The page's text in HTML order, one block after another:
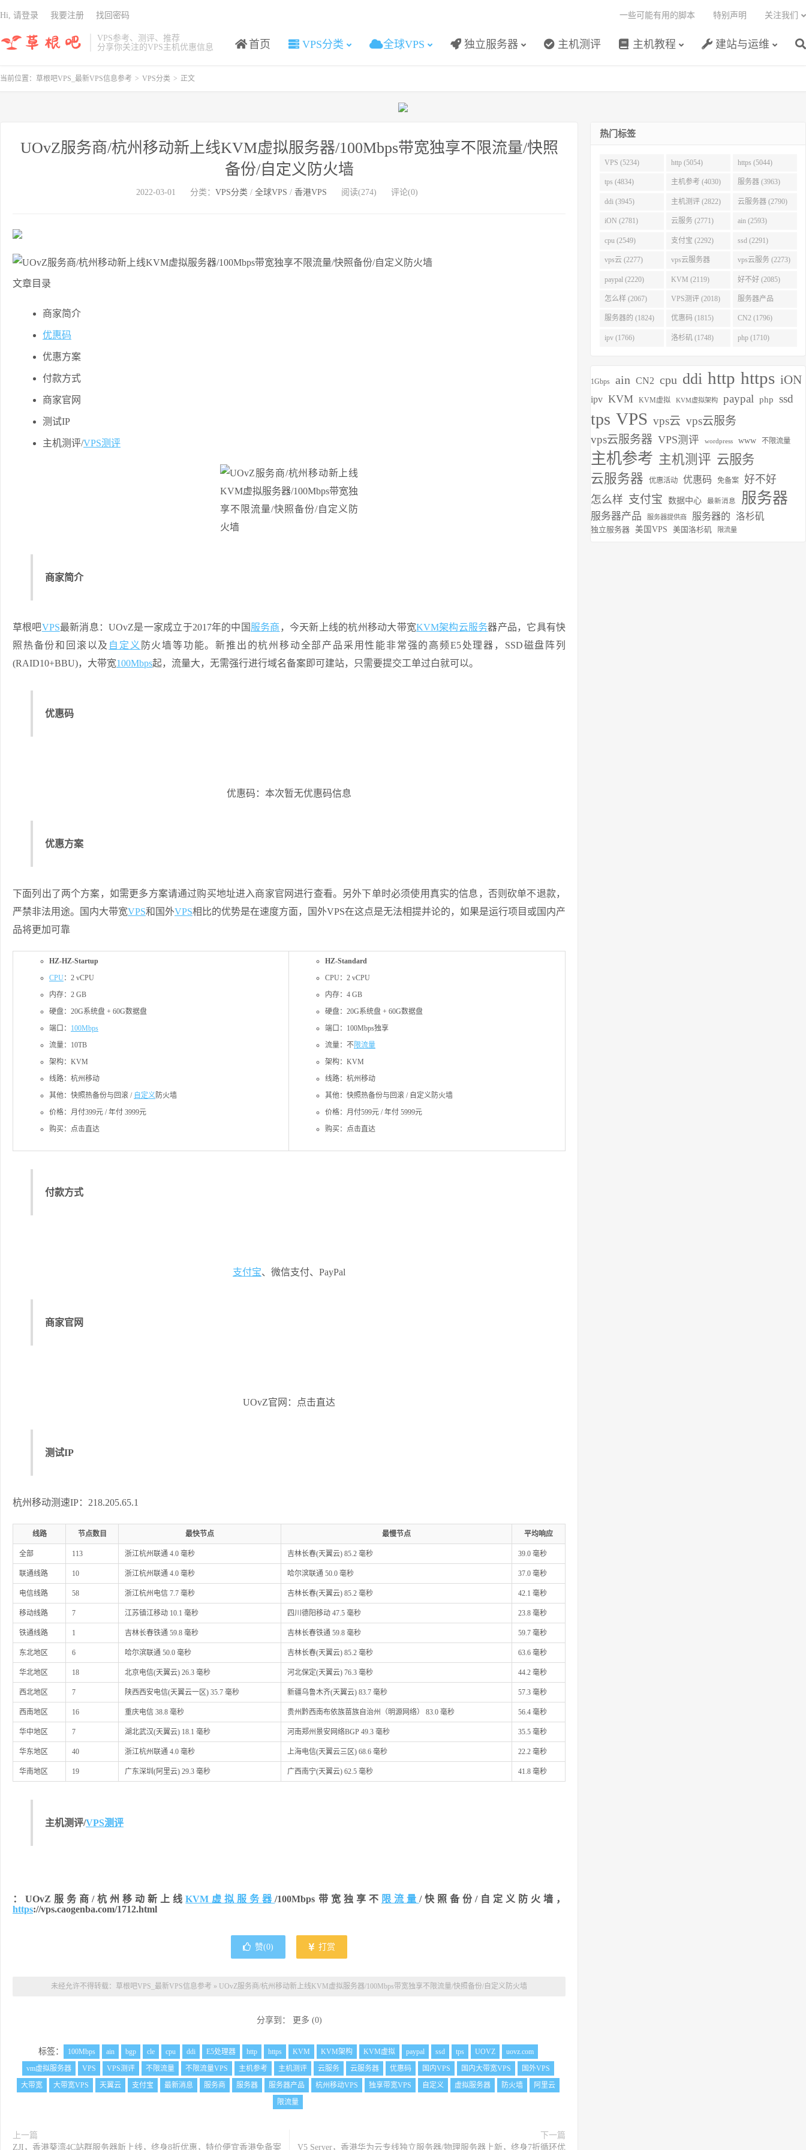
VPS参考、测评、推荐
分享你关注的VPS主机优惠信息
首页 VPS分类 全球VPS 独立服务器 主机测评 主机教程 建站与运维
一些可能有用的脚本 特别声明 关注我们
Hi, 请登录 我要注册 找回密码
当前位置： 草根吧VPS_最新VPS信息参考 > VPS分类 > 正文
UOvZ服务商/杭州移动新上线KVM虚拟服务器/100Mbps带宽独享不限流量/快照
备份/自定义防火墙
2022-03-01 分类： VPS分类 / 全球VPS / 香港VPS 阅读(274) 评论(0)
文章目录
商家简介
优惠码
优惠方案
付款方式
商家官网
测试IP
主机测评/VPS测评
商家简介
草根吧VPS最新消息：UOvZ是一家成立于2017年的中国 服务商 ，今天新上线的杭州移动大带宽KVM架构云服务器产品，它具有快
照热备份和回滚以及 自定义 防火墙等功能。新推出的杭州移动全部产品采用性能非常强的高频E5处理器，SSD磁盘阵列
(RAID10+BBU)，大带宽100Mbps起，流量大，无需强行进行域名备案即可建站，只需要提交工单过白就可以。
优惠码
优惠码：本次暂无优惠码信息
优惠方案
下面列出了两个方案，如需更多方案请通过购买地址进入商家官网进行查看。另外下单时必须使用真实的信息，否则砍单不退款，
严禁非法用途。国内大带宽VPS和国外VPS相比的优势是在速度方面，国外VPS在这点是无法相提并论的，如果是运行项目或国内产
品将更加可靠
HZ-HZ-Startup
CPU：2 vCPU
内存：2 GB
硬盘：20G系统盘 + 60G数据盘
端口： 100Mbps
流量：10TB
架构：KVM
线路：杭州移动
其他：快照热备份与回滚 / 自定义防火墙
价格：月付399元 / 年付 3999元
购买：点击直达
HZ-Standard
CPU：2 vCPU
内存：4 GB
硬盘：20G系统盘 + 60G数据盘
端口：100Mbps独享
流量：不限流量
架构：KVM
线路：杭州移动
其他：快照热备份与回滚 / 自定义防火墙
价格：月付599元 / 年付 5999元
购买：点击直达
付款方式
支付宝、微信支付、PayPal
商家官网
UOvZ官网：点击直达
测试IP
杭州移动测速IP：218.205.65.1
线路 节点数目 最快节点 最慢节点 平均响应
全部 113 浙江杭州联通 4.0 毫秒 吉林长春(天翼云) 85.2 毫秒 39.0 毫秒
联通线路 10 浙江杭州联通 4.0 毫秒 哈尔滨联通 50.0 毫秒 37.0 毫秒
电信线路 58 浙江杭州电信 7.7 毫秒 吉林长春(天翼云) 85.2 毫秒 42.1 毫秒
移动线路 7 江苏镇江移动 10.1 毫秒 四川德阳移动 47.5 毫秒 23.8 毫秒
铁通线路 1 吉林长春铁通 59.8 毫秒 吉林长春铁通 59.8 毫秒 59.7 毫秒
东北地区 6 哈尔滨联通 50.0 毫秒 吉林长春(天翼云) 85.2 毫秒 63.6 毫秒
华北地区 18 北京电信(天翼云) 26.3 毫秒 河北保定(天翼云) 76.3 毫秒 44.2 毫秒
西北地区 7 陕西西安电信(天翼云一区) 35.7 毫秒 新疆乌鲁木齐(天翼云) 83.7 毫秒 57.3 毫秒
西南地区 16 重庆电信 38.8 毫秒 贵州黔西南布依族苗族自治州（明源网络） 83.0 毫秒 56.4 毫秒
华中地区 7 湖北武汉(天翼云) 18.1 毫秒 河南郑州景安网络BGP 49.3 毫秒 35.5 毫秒
华东地区 40 浙江杭州联通 4.0 毫秒 上海电信(天翼云三区) 68.6 毫秒 22.2 毫秒
华南地区 19 广东深圳(阿里云) 29.3 毫秒 广西南宁(天翼云) 62.5 毫秒 41.8 毫秒
主机测评/VPS测评
：UOvZ服务商/杭州移动新上线KVM虚拟 服务器/100Mbps带宽独享不 限流量 /快照备份/自定义防火墙，
https://vps.caogenba.com/1712.html
赞(0) 打赏
未经允许不得转载： 草根吧VPS_最新VPS信息参考 » UOvZ服务商/杭州移动新上线KVM虚拟服务器/100Mbps带宽独享不限流量/快照备份/自定义防火墙
分享到： 更多 (0)
标签： 100Mbps ain bgp cle cpu ddi E5处理器 http https KVM KVM架构 KVM虚拟 paypal ssd tps UOVZ
uovz.com
vm虚拟服务器
VPS VPS测评 不限流量 不限流量VPS 主机参考 主机测评 云服务 云服务器 优惠码 国内VPS 国内大带宽VPS
国外VPS
大带宽
大带宽VPS 天翼云 支付宝 最新消息 服务商 服务器 服务器产品 杭州移动VPS 独享带宽VPS 自定义 虚拟服务器 防火墙
阿里云
限流量
上一篇
ZJI，香港葵湾4C站群服务器新上线，终身8折优惠，特价便宜香港免备案
下一篇
V5 Server，香港华为云专线独立服务器/物理服务器上新，终身7折循环优
热门标签
VPS (5234) http (5054) https (5044)
tps (4834) 主机参考 (4030) 服务器 (3963)
ddi (3945) 主机测评 (2822) 云服务器 (2790)
iON (2781) 云服务 (2771) ain (2593)
cpu (2549) 支付宝 (2292) ssd (2291)
vps云 (2277) vps云服务器
(2275)
vps云服务 (2273)
paypal (2220) KVM (2119) 好不好 (2085)
怎么样 (2067) VPS测评 (2018) 服务器产品
(1938)
服务器的 (1824) 优惠码 (1815) CN2 (1796)
ipv (1766) 洛杉矶 (1748) php (1710)
1Gbps ain CN2 cpu ddi http https iON
ipv KVM KVM虚拟 KVM虚拟架构 paypal php ssd
tps VPS vps云 vps云服务
vps云服务器 VPS测评 wordpress www 不限流量
主机参考 主机测评 云服务
云服务器
优惠活动 优惠码 免备案
好不好
怎么样 支付宝 数据中心 最新消息 服务器
服务器产品 服务器提供商 服务器的 洛杉矶
独立服务器 美国VPS 美国洛杉矶 限流量